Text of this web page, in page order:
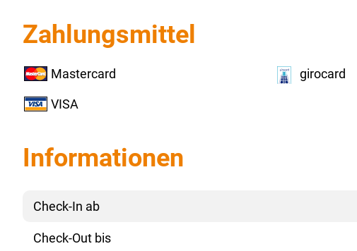
Zahlungsmittel
Mastercard girocard
VISA
Informationen
Check-In ab
Check-Out bis